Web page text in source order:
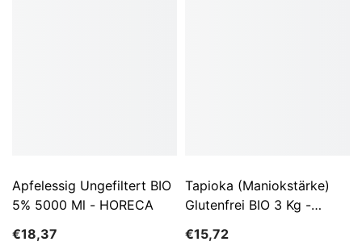
Apfelessig Ungefiltert BIO
5% 5000 Ml - HORECA
€18,37
Tapioka (Maniokstärke)
Glutenfrei BIO 3 Kg -
€15,72